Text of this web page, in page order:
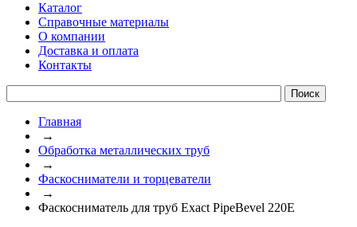
Каталог
Справочные материалы
О компании
Доставка и оплата
Контакты
Главная
→
Обработка металлических труб
→
Фаскосниматели и торцеватели
→
Фаскосниматель для труб Exact PipeBevel 220E